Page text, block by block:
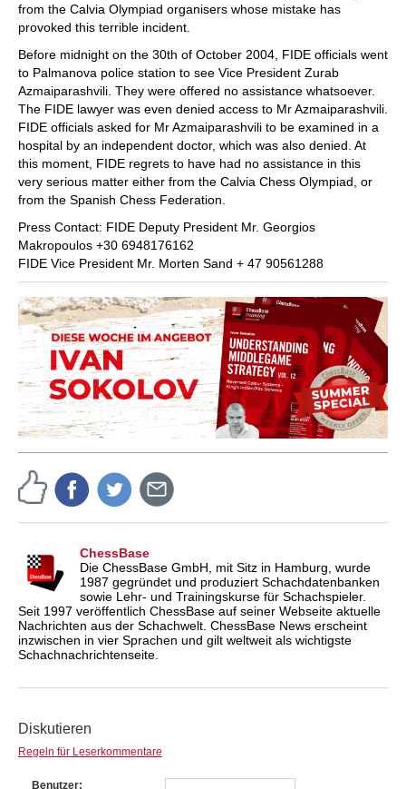
from the Calvia Olympiad organisers whose mistake has
provoked this terrible incident.
Before midnight on the 30th of October 2004, FIDE officials went
to Palmanova police station to see Vice President Zurab
Azmaiparashvili. They were offered no assistance whatsoever.
The FIDE lawyer was even denied access to Mr Azmaiparashvili.
FIDE officials asked for Mr Azmaiparashvili to be examined in a
hospital by an independent doctor, which was also denied. At
this moment, FIDE regrets to have had no assistance in this
very serious matter either from the Calvia Chess Olympiad, or
from the Spanish Chess Federation.
Press Contact: FIDE Deputy President Mr. Georgios
Makropoulos +30 6948176162
FIDE Vice President Mr. Morten Sand + 47 90561288
ChessBase
Die ChessBase GmbH, mit Sitz in Hamburg, wurde
1987 gegründet und produziert Schachdatenbanken
sowie Lehr- und Trainingskurse für Schachspieler.
Seit 1997 veröffentlich ChessBase auf seiner Webseite aktuelle
Nachrichten aus der Schachwelt. ChessBase News erscheint
inzwischen in vier Sprachen und gilt weltweit als wichtigste
Schachnachrichtenseite.
Diskutieren
Regeln für Leserkommentare
Benutzer